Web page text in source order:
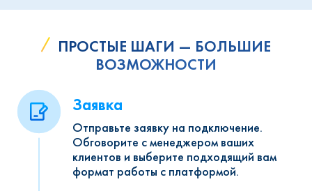
ПРОСТЫЕ ШАГИ ― БОЛЬШИЕ
ВОЗМОЖНОСТИ
Заявка
Отправьте заявку на подключение.
Обговорите с менеджером ваших
клиентов и выберите подходящий вам
формат работы с платформой.